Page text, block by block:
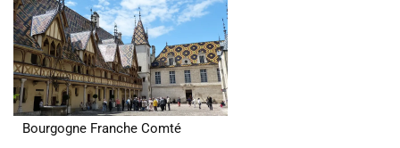
Bourgogne Franche Comté